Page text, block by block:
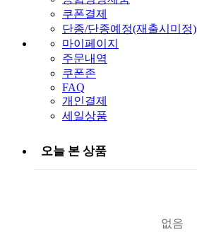
쿠폰결제
단종/단종예정(재출시미정)
마이페이지
주문내역
쿠폰존
FAQ
개인결제
세일상품
오늘 본 상품
없음